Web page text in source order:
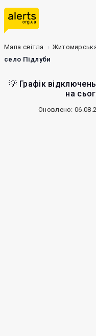
Мапа світла
село Підлуби
💡 Графік
на
Оновлено: